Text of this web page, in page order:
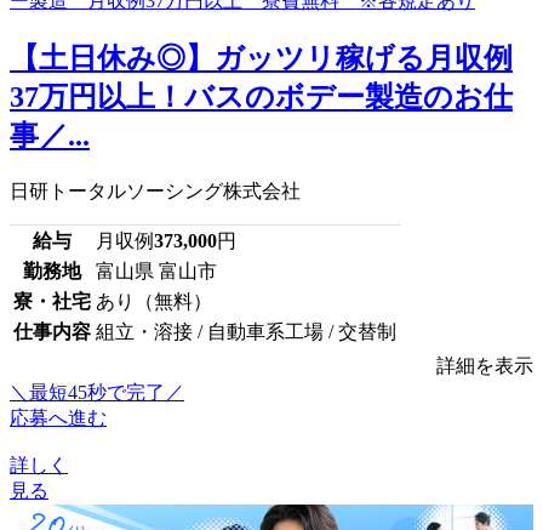
【土日休み◎】ガッツリ稼げる月収例
37万円以上！バスのボデー製造のお仕
事／...
日研トータルソーシング株式会社
給与 月収例373,000円
勤務地
富山県 富山市
寮・社宅 あり（無料）
仕事内容 組立・溶接 / 自動車系工場 / 交替制
詳細を表示
＼最短45秒で完了／
応募へ進む
詳しく
見る